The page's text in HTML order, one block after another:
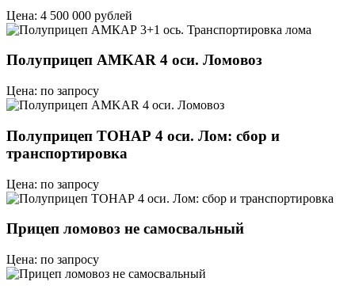
Цена: 4 500 000 рублей
Полуприцеп AMKAR 4 оси. Ломовоз
Цена: по запросу
Полуприцеп ТОНАР 4 оси. Лом: сбор и
транспортировка
Цена: по запросу
Прицеп ломовоз не самосвальный
Цена: по запросу